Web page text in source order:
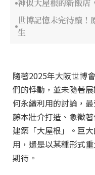
神似大屋根的新飯店
世博記憶未完待續！
生
隨著2025年大阪世博
們的悸動，並未隨著
何永續利用的討論，
藤本壯介打造、象徵
建築「大屋根」。巨
用，還是以某種形式
期待。